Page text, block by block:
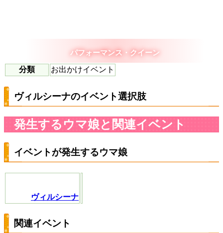
パフォーマンス・クイーン
分類 お出かけイベント
ヴィルシーナのイベント選択肢
発生するウマ娘と関連イベント
イベントが発生するウマ娘
ヴィルシーナ
関連イベント